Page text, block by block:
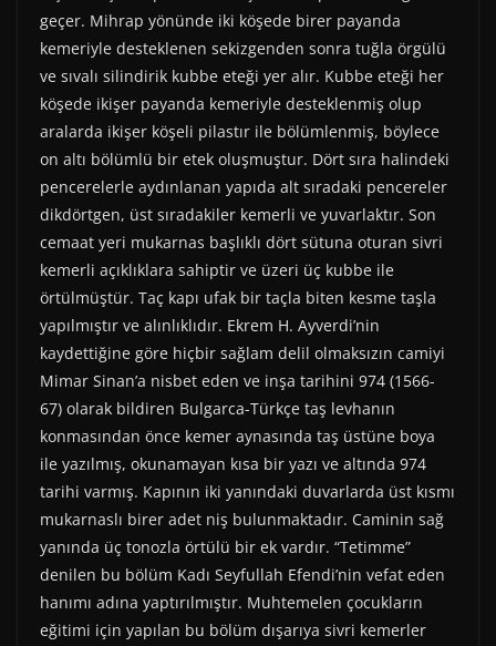
geçer. Mihrap yönünde iki köşede birer payanda
kemeriyle desteklenen sekizgenden sonra tuğla örgülü
ve sıvalı silindirik kubbe eteği yer alır. Kubbe eteği her
köşede ikişer payanda kemeriyle desteklenmiş olup
aralarda ikişer köşeli pilastır ile bölümlenmiş, böylece
on altı bölümlü bir etek oluşmuştur. Dört sıra halindeki
pencerelerle aydınlanan yapıda alt sıradaki pencereler
dikdörtgen, üst sıradakiler kemerli ve yuvarlaktır. Son
cemaat yeri mukarnas başlıklı dört sütuna oturan sivri
kemerli açıklıklara sahiptir ve üzeri üç kubbe ile
örtülmüştür. Taç kapı ufak bir taçla biten kesme taşla
yapılmıştır ve alınlıklıdır. Ekrem H. Ayverdi’nin
kaydettiğine göre hiçbir sağlam delil olmaksızın camiyi
Mimar Sinan’a nisbet eden ve inşa tarihini 974 (1566-
67) olarak bildiren Bulgarca-Türkçe taş levhanın
konmasından önce kemer aynasında taş üstüne boya
ile yazılmış, okunamayan kısa bir yazı ve altında 974
tarihi varmış. Kapının iki yanındaki duvarlarda üst kısmı
mukarnaslı birer adet niş bulunmaktadır. Caminin sağ
yanında üç tonozla örtülü bir ek vardır. “Tetimme”
denilen bu bölüm Kadı Seyfullah Efendi’nin vefat eden
hanımı adına yaptırılmıştır. Muhtemelen çocukların
eğitimi için yapılan bu bölüm dışarıya sivri kemerler